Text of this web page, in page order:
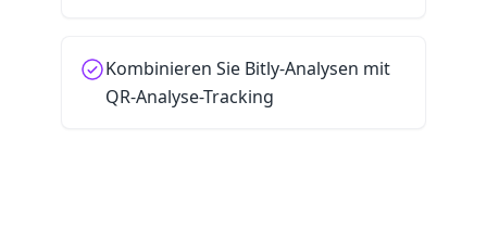
Kombinieren Sie Bitly-Analysen mit
QR-Analyse-Tracking